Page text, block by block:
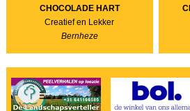
CHOCOLADE HART
Creatief en Lekker
Bernheze